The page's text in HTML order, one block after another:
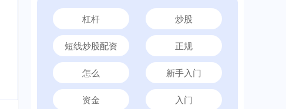
杠杆 炒股
短线炒股配资 正规
怎么 新手入门
资金 入门